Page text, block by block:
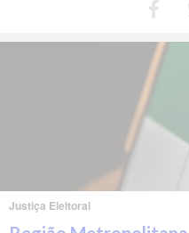
Justiça Eleitoral